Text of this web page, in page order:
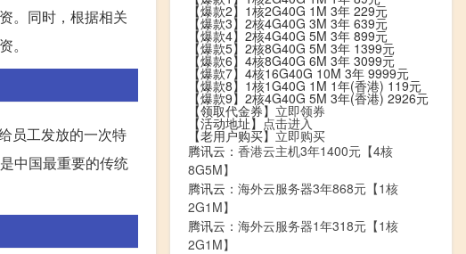
。同时，根据相关
。
员工发放的一次特
中国最重要的传统
【爆款2】1核2G40G 1M 3年 229元
【爆款3】2核4G40G 3M 3年 639元
【爆款4】2核4G40G 5M 3年 899元
【爆款5】2核8G40G 5M 3年 1399元
【爆款6】4核8G40G 6M 3年 3099元
【爆款7】4核16G40G 10M 3年 9999元
【爆款8】1核1G40G 1M 1年(香港) 119元
【爆款9】2核4G40G 5M 3年(香港) 2926元
【领取代金券】 立即领券
【活动地址】 点击进入
【老用户购买】立即购买
腾讯云： 香港云主机3年1400元【4核
8G5M】
腾讯云： 海外云服务器3年868元【1核
2G1M】
腾讯云： 海外云服务器1年318元【1核
2G1M】